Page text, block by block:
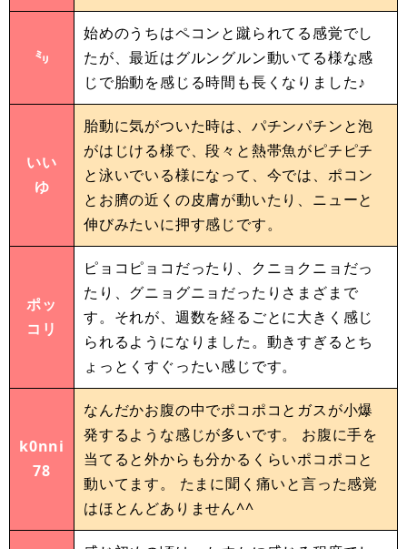
㍉
始めのうちはペコンと蹴られてる感覚でし
たが、最近はグルングルン動いてる様な感
じで胎動を感じる時間も長くなりました♪
いい
ゆ
胎動に気がついた時は、パチンパチンと泡
がはじける様で、段々と熱帯魚がピチピチ
と泳いでいる様になって、今では、ポコン
とお臍の近くの皮膚が動いたり、ニューと
伸びみたいに押す感じです。
ポッ
コリ
ピョコピョコだったり、クニョクニョだっ
たり、グニョグニョだったりさまざまで
す。それが、週数を経るごとに大きく感じ
られるようになりました。動きすぎるとち
ょっとくすぐったい感じです。
k0nni
78
なんだかお腹の中でポコポコとガスが小爆
発するような感じが多いです。 お腹に手を
当てると外からも分かるくらいポコポコと
動いてます。 たまに聞く痛いと言った感覚
はほとんどありません^^